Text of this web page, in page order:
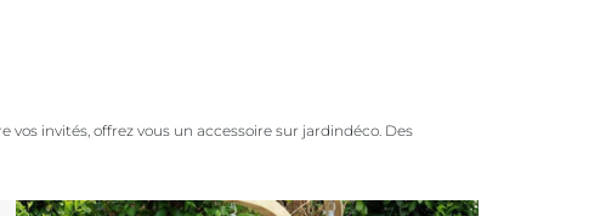
invités, offrez vous un accessoire sur jardindéco. Des